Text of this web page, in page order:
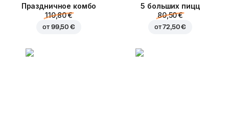
Праздничное комбо
110,80 €
от 99,50 €
5 больших пицц
80,50 €
от72,50 €